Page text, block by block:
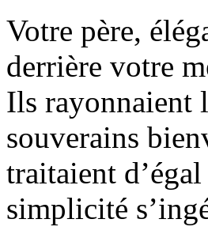
Votre père,
derrière votre
Ils rayonnaient
souverains
traitaient
simplicité